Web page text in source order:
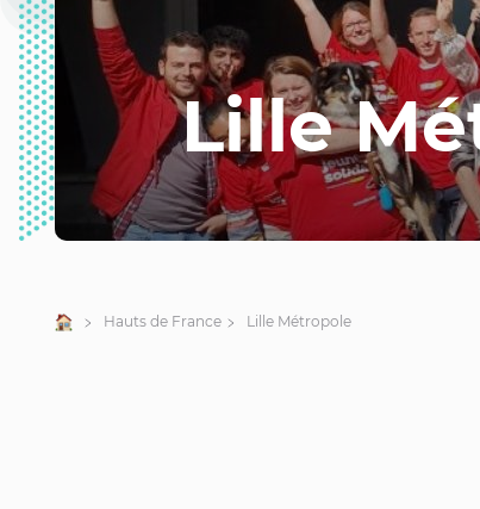
Lille
AccueilHauts de France Lille Métropole